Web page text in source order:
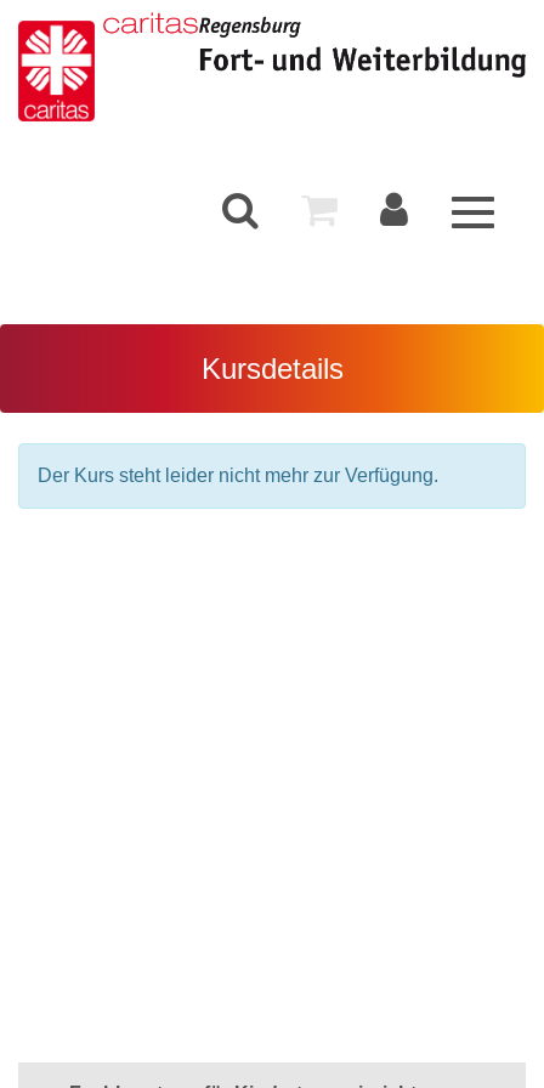
Toggle
Kursdetails
Der Kurs steht leider nicht mehr zur Verfügung.